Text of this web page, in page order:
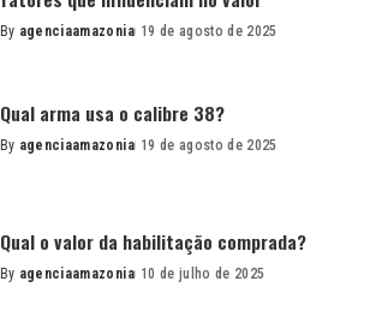
Posted
By agenciaamazonia 19 de agosto de 2025
Qual arma usa o calibre 38?
Posted
By agenciaamazonia 19 de agosto de 2025
Qual o valor da habilitação comprada?
Posted
By agenciaamazonia 10 de julho de 2025